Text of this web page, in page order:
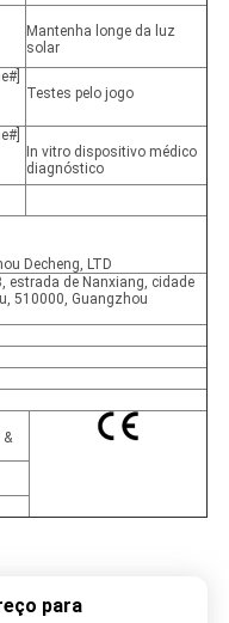
Mantenha longe da luz
solar
Testes pelo jogo
In vitro dispositivo médico
diagnóstico
Decheng, LTD
estrada de Nanxiang, cidade
510000, Guangzhou
para